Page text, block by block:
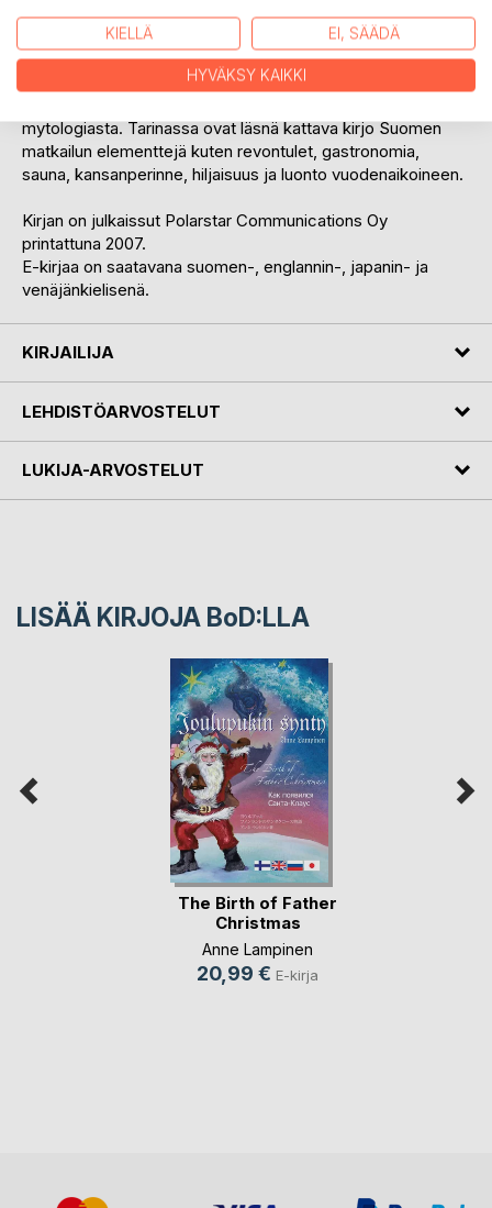
Joulupukki seikkaillee ystävineen Lapin luonnossa. Hän
johdattaa lukijansa suomalaisen kansanperinteen saloihin,
simaisten löylyjen lähteille ja perinneherkkuja nauttimaan.
mytologiasta. Tarinassa ovat läsnä kattava kirjo Suomen
matkailun elementtejä kuten revontulet, gastronomia,
sauna, kansanperinne, hiljaisuus ja luonto vuodenaikoineen.
Kirjan on julkaissut Polarstar Communications Oy
printattuna 2007.
E-kirjaa on saatavana suomen-, englannin-, japanin- ja
venäjänkielisenä.
KIRJAILIJA
LEHDISTÖARVOSTELUT
LUKIJA-ARVOSTELUT
LISÄÄ KIRJOJA BoD:LLA
The Birth of Father
Christmas
Anne Lampinen
20,99 € E-kirja
KIELLÄ EI, SÄÄDÄ
HYVÄKSY KAIKKI